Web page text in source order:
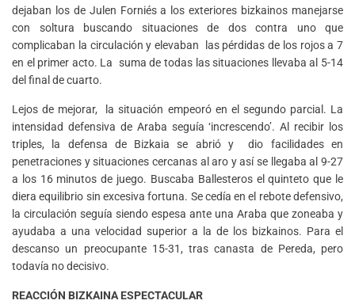
dejaban los de Julen Forniés a los exteriores bizkainos manejarse
con soltura buscando situaciones de dos contra uno que
complicaban la circulación y elevaban las pérdidas de los rojos a 7
en el primer acto. La suma de todas las situaciones llevaba al 5-14
del final de cuarto.
Lejos de mejorar, la situación empeoró en el segundo parcial. La
intensidad defensiva de Araba seguía ‘increscendo’. Al recibir los
triples, la defensa de Bizkaia se abrió y dio facilidades en
penetraciones y situaciones cercanas al aro y así se llegaba al 9-27
a los 16 minutos de juego. Buscaba Ballesteros el quinteto que le
diera equilibrio sin excesiva fortuna. Se cedía en el rebote defensivo,
la circulación seguía siendo espesa ante una Araba que zoneaba y
ayudaba a una velocidad superior a la de los bizkainos. Para el
descanso un preocupante 15-31, tras canasta de Pereda, pero
todavía no decisivo.
REACCIÓN BIZKAINA ESPECTACULAR